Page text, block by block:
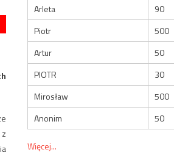
Arleta
90
Piotr
500
Artur
50
PIOTR
30
Mirosław
500
Anonim
50
Więcej...